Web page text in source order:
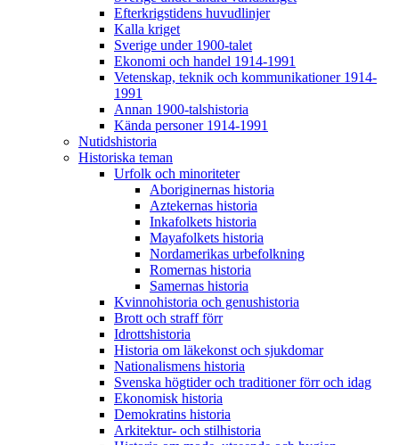
Efterkrigstidens huvudlinjer
Kalla kriget
Sverige under 1900-talet
Ekonomi och handel 1914-1991
Vetenskap, teknik och kommunikationer 1914-
1991
Annan 1900-talshistoria
Kända personer 1914-1991
Nutidshistoria
Historiska teman
Urfolk och minoriteter
Aboriginernas historia
Aztekernas historia
Inkafolkets historia
Mayafolkets historia
Nordamerikas urbefolkning
Romernas historia
Samernas historia
Kvinnohistoria och genushistoria
Brott och straff förr
Idrottshistoria
Historia om läkekonst och sjukdomar
Nationalismens historia
Svenska högtider och traditioner förr och idag
Ekonomisk historia
Demokratins historia
Arkitektur- och stilhistoria